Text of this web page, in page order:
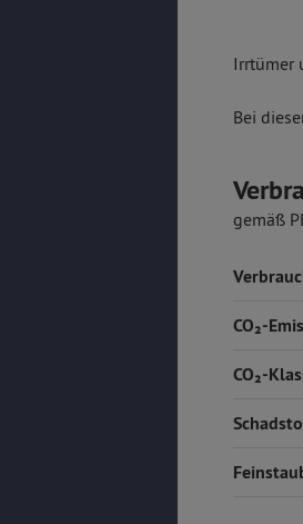
Irrtümer
Bei
gemäß
CO₂-
CO₂-